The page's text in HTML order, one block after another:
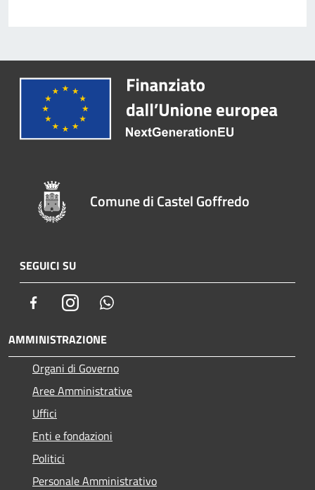
Comune di Castel Goffredo
SEGUICI SU
FacebookInstagram
AMMINISTRAZIONE
Organi di Governo
Aree Amministrative
Uffici
Enti e fondazioni
Politici
Personale Amministrativo